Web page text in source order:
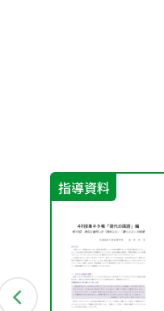
指導資料